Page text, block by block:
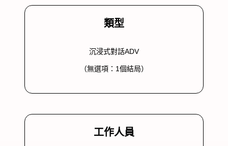
類型
沉浸式對話ADV
（無選項：1個結局）
工作人員